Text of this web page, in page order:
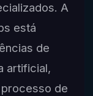
A
está
de
artificial,
de